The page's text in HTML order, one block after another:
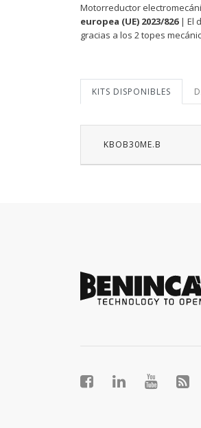
Motorreductor
europea (UE) 2023/826| El
gracias a los 2 topes
KITS DISPONIBLES
KBOB30ME.B